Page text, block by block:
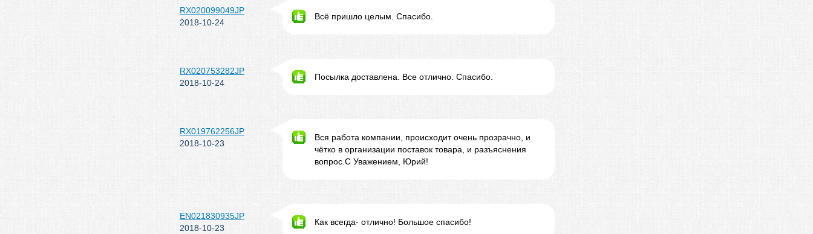
RX020099049JP
2018-10-24
Всё пришло целым. Спасибо.
RX020753282JP
2018-10-24
Посылка доставлена. Все отлично. Спасибо.
RX019762256JP
2018-10-23
Вся работа компании, происходит очень прозрачно, и
чётко в организации поставок товара, и разъяснения
вопрос.С Уважением, Юрий!
EN021830935JP
2018-10-23
Как всегда- отлично! Большое спасибо!